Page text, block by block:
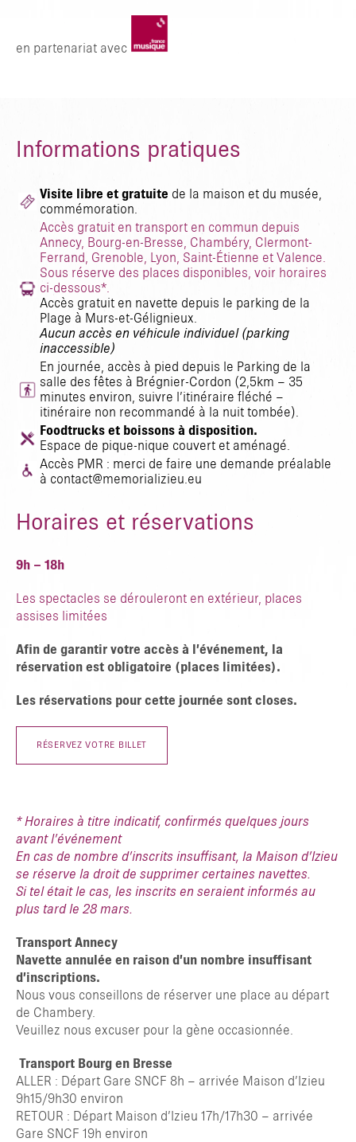
en partenariat avec
Informations pratiques
Visite libre et gratuite de la maison et du musée,
commémoration.
Accès gratuit en transport en commun depuis
Annecy, Bourg-en-Bresse, Chambéry, Clermont-
Ferrand, Grenoble, Lyon, Saint-Étienne et Valence.
Sous réserve des places disponibles, voir horaires
ci-dessous*.
Accès gratuit en navette depuis le parking de la
Plage à Murs-et-Gélignieux.
Aucun accès en véhicule individuel (parking
inaccessible)
En journée, accès à pied depuis le Parking de la
salle des fêtes à Brégnier-Cordon (2,5km – 35
minutes environ, suivre l’itinéraire fléché –
itinéraire non recommandé à la nuit tombée).
Foodtrucks et boissons à disposition.
Espace de pique-nique couvert et aménagé.
Accès PMR : merci de faire une demande préalable
à contact@memorializieu.eu
Horaires et réservations
9h – 18h
Les spectacles se dérouleront en extérieur, places
assises limitées
Afin de garantir votre accès à l’événement, la
réservation est obligatoire (places limitées).
Les réservations pour cette journée sont closes.
RÉSERVEZ VOTRE BILLET
* Horaires à titre indicatif, confirmés quelques jours
avant l’événement
En cas de nombre d’inscrits insuffisant, la Maison d’Izieu
se réserve la droit de supprimer certaines navettes.
Si tel était le cas, les inscrits en seraient informés au
plus tard le 28 mars.
Transport Annecy
Navette annulée en raison d’un nombre insuffisant
d’inscriptions.
Nous vous conseillons de réserver une place au départ
de Chambery.
Veuillez nous excuser pour la gène occasionnée.
Transport Bourg en Bresse
ALLER : Départ Gare SNCF 8h – arrivée Maison d’Izieu
9h15/9h30 environ
RETOUR : Départ Maison d’Izieu 17h/17h30 – arrivée
Gare SNCF 19h environ